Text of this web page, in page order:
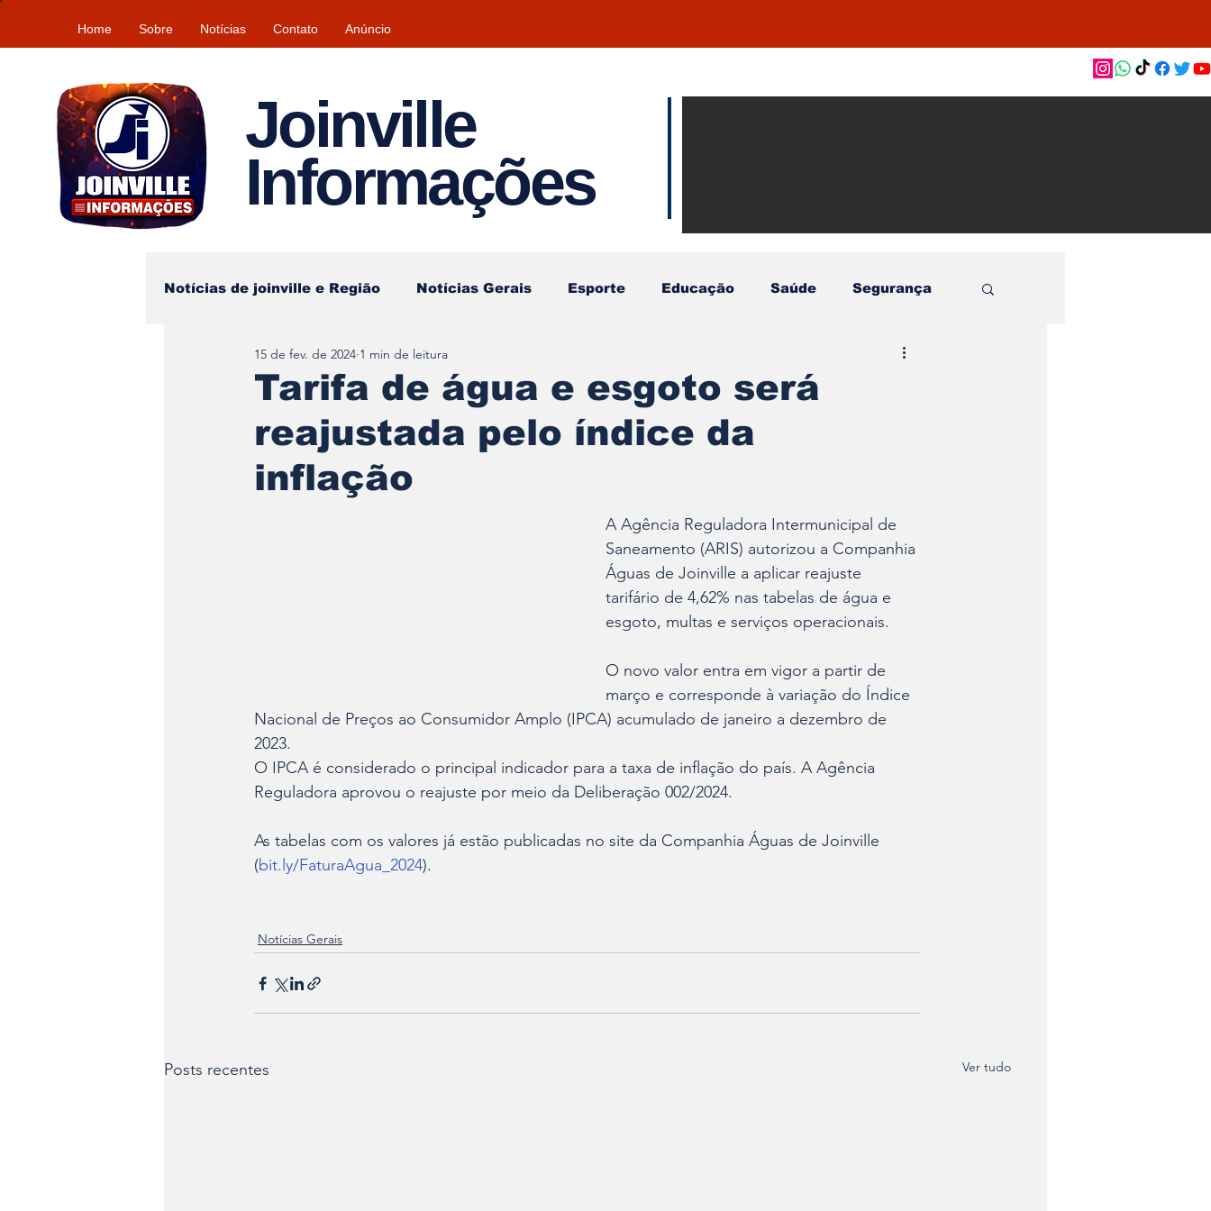
Home Sobre Notícias Contato Anúncio
Joinville
Informações
Notícias de joinville e Região Notícias Gerais Esporte Educação Saúde Segurança
Tempo\clima
Tarifa de água e esgoto será
reajustada pelo índice da
inflação
15 de fev. de 2024 1 min de leitura
A Agência Reguladora Intermunicipal de
Saneamento (ARIS) autorizou a Companhia
Águas de Joinville a aplicar reajuste
tarifário de 4,62% nas tabelas de água e
esgoto, multas e serviços operacionais.
O novo valor entra em vigor a partir de
março e corresponde à variação do Índice
Nacional de Preços ao Consumidor Amplo (IPCA) acumulado de janeiro a dezembro de
2023.
O IPCA é considerado o principal indicador para a taxa de inflação do país. A Agência
Reguladora aprovou o reajuste por meio da Deliberação 002/2024.
As tabelas com os valores já estão publicadas no site da Companhia Águas de Joinville
(bit.ly/FaturaAgua_2024).
Notícias Gerais
Posts recentes Ver tudo